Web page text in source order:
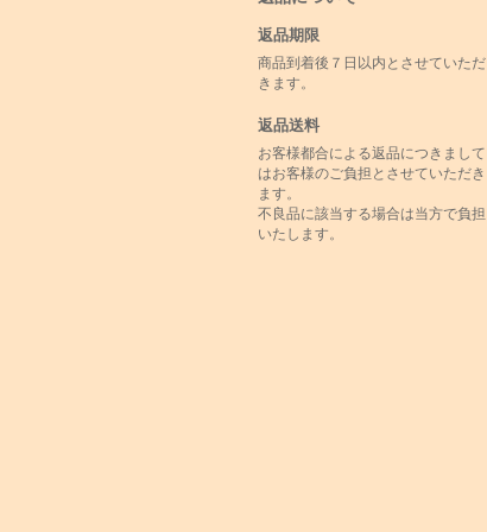
返品期限
商品到着後７日以内とさせていただ
きます。
返品送料
お客様都合による返品につきまして
はお客様のご負担とさせていただき
ます。
不良品に該当する場合は当方で負担
いたします。